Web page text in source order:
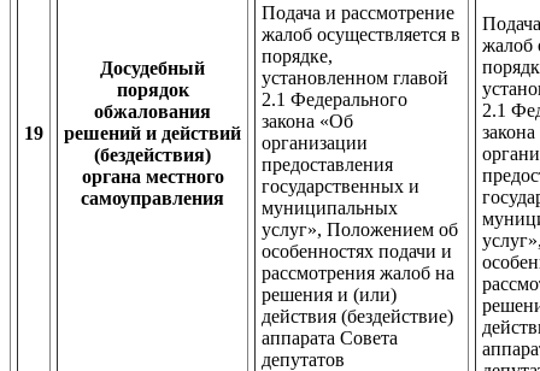
19
Досудебный
порядок
обжалования
решений и действий
(бездействия)
органа местного
самоуправления
Подача и рассмотрение
жалоб осуществляется в
порядке,
установленном главой
2.1 Федерального
закона «Об
организации
предоставления
государственных и
муниципальных
услуг», Положением об
особенностях подачи и
рассмотрения жалоб на
решения и (или)
действия (бездействие)
аппарата Совета
депутатов
жалоб
2.1